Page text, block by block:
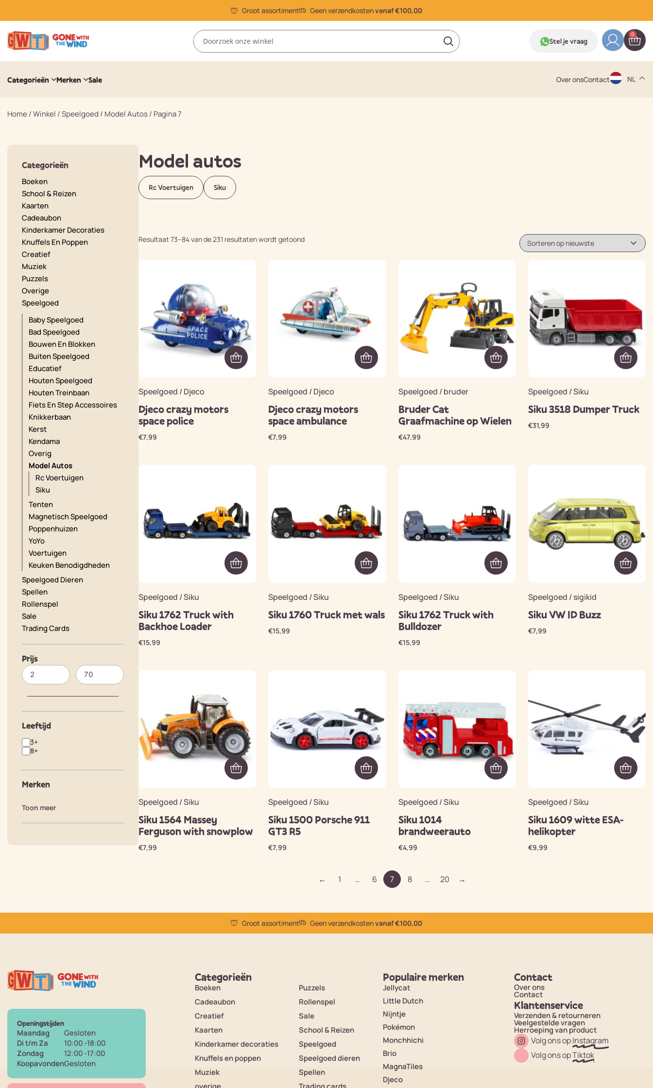
Groot assortiment Geen verzendkostenvanaf €100,00
Stel je vraag
0
Categorieën Merken Sale Over onsContact NL
Home /Winkel /Speelgoed / Model Autos/ Pagina 7
Categorieën
Boeken
School & Reizen
Kaarten
Cadeaubon
Kinderkamer Decoraties
Knuffels En Poppen
Creatief
Muziek
Puzzels
Overige
Speelgoed
Baby Speelgoed
Bad Speelgoed
Bouwen En Blokken
Buiten Speelgoed
Educatief
Houten Speelgoed
Houten Treinbaan
Fiets En Step Accessoires
Knikkerbaan
Kerst
Kendama
Overig
Model Autos
Rc Voertuigen
Siku
Tenten
Magnetisch Speelgoed
Poppenhuizen
YoYo
Voertuigen
Keuken Benodigdheden
Speelgoed Dieren
Spellen
Rollenspel
Sale
Trading Cards
Prijs
Leeftijd
3+
8+
Merken
Toon meer
Model autos
Rc Voertuigen Siku
Resultaat 73–84 van de 231 resultaten wordt getoond
Speelgoed / Djeco
Djeco crazy motors
space police
€7,99
Speelgoed / Djeco
Djeco crazy motors
space ambulance
€7,99
Speelgoed / bruder
Bruder Cat
Graafmachine op Wielen
€47,99
Speelgoed / Siku
Siku 3518 Dumper Truck
€31,99
Speelgoed / Siku
Siku 1762 Truck with
Backhoe Loader
€15,99
Speelgoed / Siku
Siku 1760 Truck met wals
€15,99
Speelgoed / Siku
Siku 1762 Truck with
Bulldozer
€15,99
Speelgoed / sigikid
Siku VW ID Buzz
€7,99
Speelgoed / Siku
Siku 1564 Massey
Ferguson with snowplow
€7,99
Speelgoed / Siku
Siku 1500 Porsche 911
GT3 R5
€7,99
Speelgoed / Siku
Siku 1014
brandweerauto
€4,99
Speelgoed / Siku
Siku 1609 witte ESA-
helikopter
€9,99
← 1 … 6 7 8 … 20 →
Groot assortiment Geen verzendkostenvanaf €100,00
Openingstijden
Maandag
Di t/m Za
Zondag
Koopavonden
Gesloten
10:00 -18:00
12:00 -17:00
Gesloten
Categorieën
Boeken
Cadeaubon
Creatief
Kaarten
Kinderkamer decoraties
Knuffels en poppen
Muziek
Puzzels
Rollenspel
Sale
School & Reizen
Speelgoed
Speelgoed dieren
Spellen
Populaire merken
Jellycat
Little Dutch
Nijntje
Pokémon
Monchhichi
Brio
MagnaTiles
Djeco
Contact
Over ons
Contact
Klantenservice
Verzenden & retourneren
Veelgestelde vragen
Herroeping van product
Volg ons opInstagram
Volg ons opTiktok